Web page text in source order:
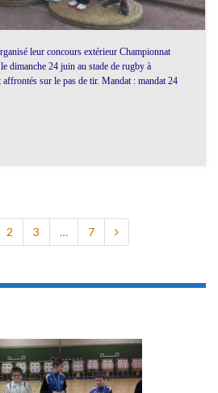
leur concours extérieur Championnat
dimanche 24 juin au stade de rugby à
sur le pas de tir. Mandat : mandat 24
2 3 … 7